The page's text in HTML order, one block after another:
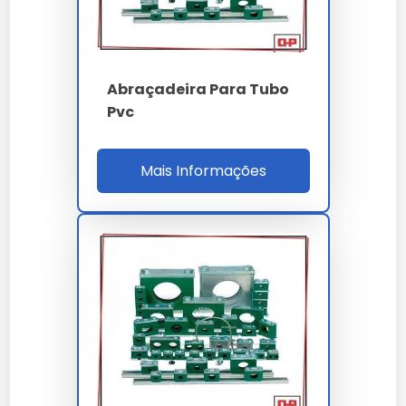
Nossas soluções passam por rigorosos controles,
garantindo performance superior às alternativas
Investir embraçadeira para tubo galvanizado
investir na continuidade da sua operação com alto
A versatilidade debraçadeira para tubo
galvanizadopermite aplicação em diversos setores,
mantendo a integridade esperada por nossos clientes.
Ao nos escolher, você opta por um parceiro que
entende a importância crítica do braçadeira para
tubo galvanizado para o sucesso do seu projeto.
Nossa equipe técnica está à disposição para sanar
dúvidas sobre a melhor forma de implementar o
braçadeira para tubo galvanizado no seu fluxo de
A durabilidade do braçadeira para tubo galvanizado é
Abraçadeira Para Tubo
Pvc
Mais Informações